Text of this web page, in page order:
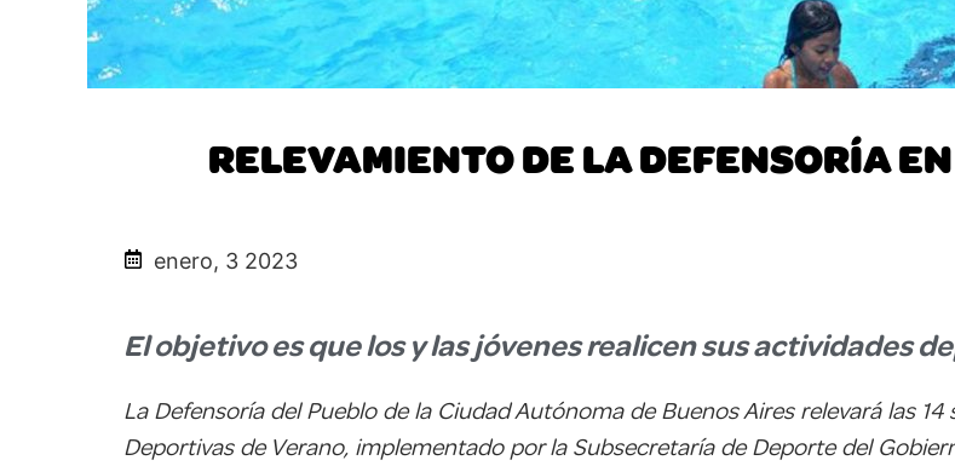
RELEVAMIENTO DE LA DEFENSORÍA
enero, 3 2023
El objetivo es que los y las jóvenes realicen sus actividades
La Defensoría del Pueblo de la Ciudad Autónoma de Buenos Aires relevará las
Deportivas de Verano, implementado por la Subsecretaría de Deporte del